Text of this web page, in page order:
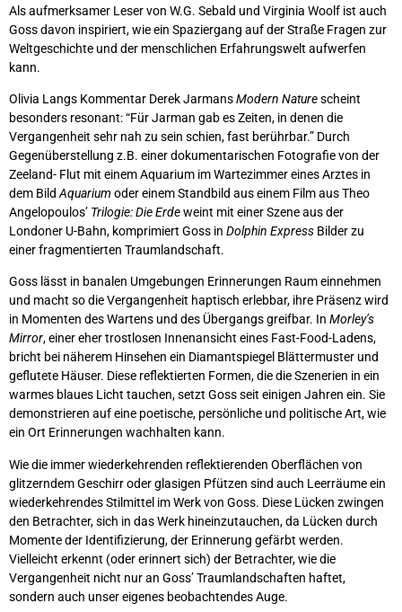
Als aufmerksamer Leser von W.G. Sebald und Virginia Woolf ist auch
Goss davon inspiriert, wie ein Spaziergang auf der Straße Fragen zur
Weltgeschichte und der menschlichen Erfahrungswelt aufwerfen
kann.
Olivia Langs Kommentar Derek JarmansModern Naturescheint
besonders resonant: “Für Jarman gab es Zeiten, in denen die
Vergangenheit sehr nah zu sein schien, fast berührbar.” Durch
Gegenüberstellung z.B. einer dokumentarischen Fotografie von der
Zeeland- Flut mit einem Aquarium im Wartezimmer eines Arztes in
dem Bild Aquarium oder einem Standbild aus einem Film aus Theo
Angelopoulos’ Trilogie: Die Erdeweint mit einer Szene aus der
Londoner U-Bahn, komprimiert Goss in Dolphin Express Bilder zu
einer fragmentierten Traumlandschaft.
Goss lässt in banalen Umgebungen Erinnerungen Raum einnehmen
und macht so die Vergangenheit haptisch erlebbar, ihre Präsenz wird
in Momenten des Wartens und des Übergangs greifbar. In Morley’s
Mirror, einer eher trostlosen Innenansicht eines Fast-Food-Ladens,
bricht bei näherem Hinsehen ein Diamantspiegel Blättermuster und
geflutete Häuser. Diese reflektierten Formen, die die Szenerien in ein
warmes blaues Licht tauchen, setzt Goss seit einigen Jahren ein. Sie
demonstrieren auf eine poetische, persönliche und politische Art, wie
ein Ort Erinnerungen wachhalten kann.
Wie die immer wiederkehrenden reflektierenden Oberflächen von
glitzerndem Geschirr oder glasigen Pfützen sind auch Leerräume ein
wiederkehrendes Stilmittel im Werk von Goss. Diese Lücken zwingen
den Betrachter, sich in das Werk hineinzutauchen, da Lücken durch
Momente der Identifizierung, der Erinnerung gefärbt werden.
Vielleicht erkennt (oder erinnert sich) der Betrachter, wie die
Vergangenheit nicht nur an Goss’ Traumlandschaften haftet,
sondern auch unser eigenes beobachtendes Auge.